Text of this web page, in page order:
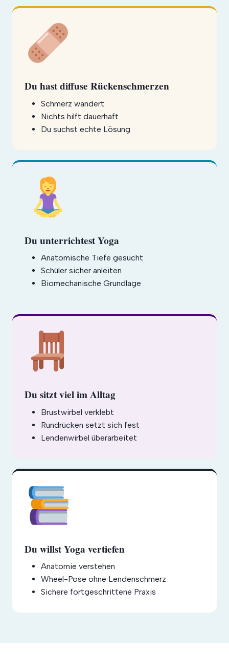
Du hast diffuse Rückenschmerzen
Schmerz wandert
Nichts hilft dauerhaft
Du suchst echte Lösung
Du unterrichtest Yoga
Anatomische Tiefe gesucht
Schüler sicher anleiten
Biomechanische Grundlage
Du sitzt viel im Alltag
Brustwirbel verklebt
Rundrücken setzt sich fest
Lendenwirbel überarbeitet
Du willst Yoga vertiefen
Anatomie verstehen
Wheel-Pose ohne Lendenschmerz
Sichere fortgeschrittene Praxis